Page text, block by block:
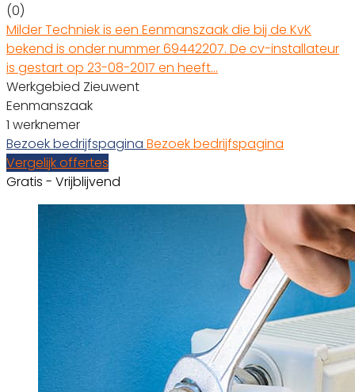
(0)
Milder Techniek is een Eenmanszaak die bij de KvK
bekend is onder nummer 69442207. De cv-installateur
is gestart op 23-08-2017 en heeft…
Werkgebied Zieuwent
Eenmanszaak
1 werknemer
Bezoek bedrijfspagina Bezoek bedrijfspagina
Vergelijk offertes
Gratis - Vrijblijvend